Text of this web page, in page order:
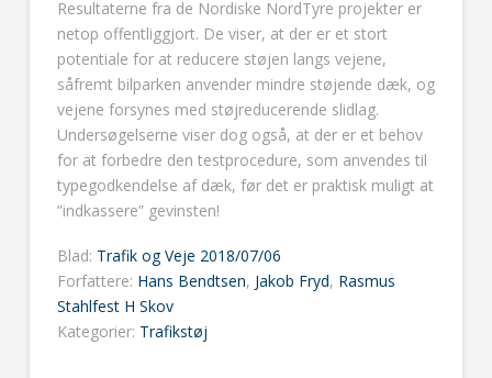
Resultaterne fra de Nordiske NordTyre projekter er
netop offentliggjort. De viser, at der er et stort
potentiale for at reducere støjen langs vejene,
såfremt bilparken anvender mindre støjende dæk, og
vejene forsynes med støjreducerende slidlag.
Undersøgelserne viser dog også, at der er et behov
for at forbedre den testprocedure, som anvendes til
typegodkendelse af dæk, før det er praktisk muligt at
”indkassere” gevinsten!
Blad: Trafik og Veje 2018/07/06
Forfattere: Hans Bendtsen, Jakob Fryd, Rasmus
Stahlfest H Skov
Kategorier: Trafikstøj